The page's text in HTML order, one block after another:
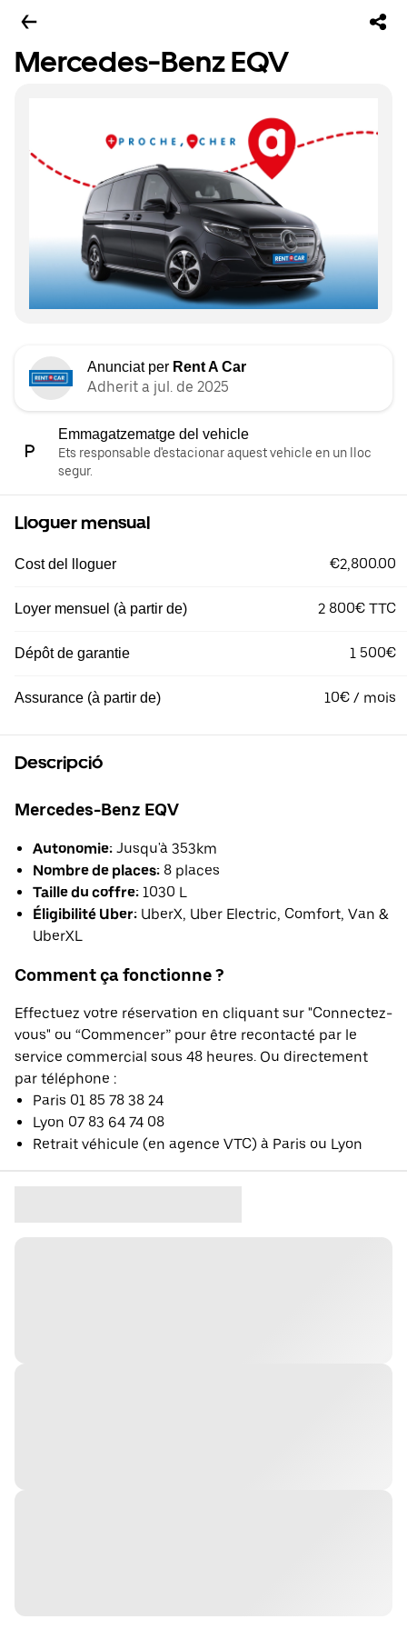
Mercedes-Benz EQV
Anunciat per Rent A Car
Adherit a jul. de 2025
Emmagatzematge del vehicle
Ets responsable d'estacionar aquest vehicle en un lloc
segur.
Lloguer mensual
Cost del lloguer €2,800.00
Loyer mensuel (à partir de) 2 800€ TTC
Dépôt de garantie 1 500€
Assurance (à partir de) 10€ / mois
Descripció
Mercedes-Benz EQV
Autonomie: Jusqu'à 353km
Nombre de places: 8 places
Taille du coffre: 1030 L
Éligibilité Uber: UberX, Uber Electric, Comfort, Van &
UberXL
Comment ça fonctionne ?
Effectuez votre réservation en cliquant sur "Connectez-
vous" ou “Commencer” pour être recontacté par le
service commercial sous 48 heures. Ou directement
par téléphone :
Paris 01 85 78 38 24
Lyon 07 83 64 74 08
Retrait véhicule (en agence VTC) à Paris ou Lyon